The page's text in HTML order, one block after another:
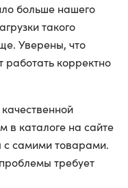
больше нашего
такого
Уверены, что
корректно
в каталоге на сайте
с самими товарами.
требует